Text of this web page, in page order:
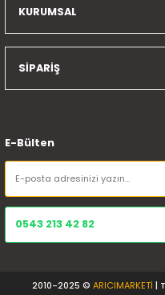
KURUMSAL
SİPARİŞ
E-Bülten
0543 213 42 82
2010-2025 © ARICIMARKETİ |